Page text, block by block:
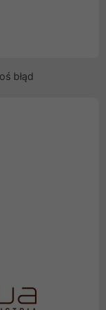
błąd